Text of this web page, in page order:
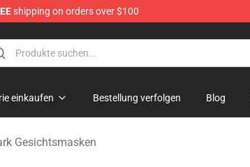
shipping on orders over $100
Store
einkaufen Bestellung verfolgen Blog
Gesichtsmasken